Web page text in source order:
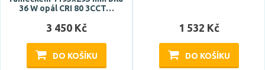
Napětí / napájení
36 W opál CRI 80 3CCT…
3 450 Kč
DO KOŠÍKU
1 532 Kč
DO KOŠÍKU